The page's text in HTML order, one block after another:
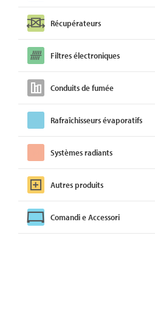
Récupérateurs
Filtres électroniques
Conduits de fumée
Rafraîchisseurs évaporatifs
Systèmes radiants
Autres produits
Comandi e Accessori